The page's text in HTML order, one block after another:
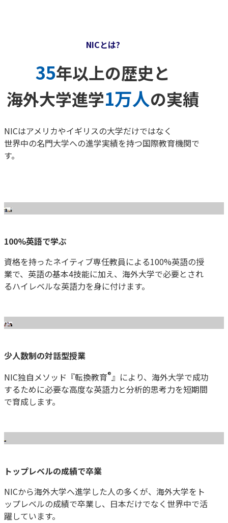
NICとは?
35年以上の歴史と
海外大学進学1万人の実績
NICはアメリカやイギリスの大学だけではなく
世界中の名門大学への進学実績を持つ国際教育機関で
す。
100%英語で学ぶ
資格を持ったネイティブ専任教員による100%英語の授
業で、英語の基本4技能に加え、海外大学で必要とされ
るハイレベルな英語力を身に付けます。
少人数制の対話型授業
NIC独自メソッド『転換教育®』により、海外大学で成功
するために必要な高度な英語力と分析的思考力を短期間
で育成します。
トップレベルの成績で卒業
NICから海外大学へ進学した人の多くが、海外大学をト
ップレベルの成績で卒業し、日本だけでなく世界中で活
躍しています。